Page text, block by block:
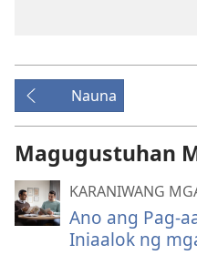
Nauna
Magugustuhan
KARANIWANG
Ano ang Pag-
Iniaalok ng